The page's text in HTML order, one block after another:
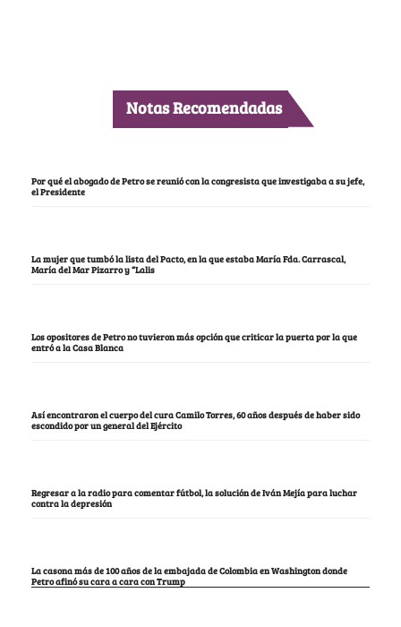
Notas Recomendadas
Por qué el abogado de Petro se reunió con la congresista que investigaba a su jefe,
el Presidente
La mujer que tumbó la lista del Pacto, en la que estaba María Fda. Carrascal,
María del Mar Pizarro y “Lalis
Los opositores de Petro no tuvieron más opción que criticar la puerta por la que
entró a la Casa Blanca
Así encontraron el cuerpo del cura Camilo Torres, 60 años después de haber sido
escondido por un general del Ejército
Regresar a la radio para comentar fútbol, la solución de Iván Mejía para luchar
contra la depresión
La casona más de 100 años de la embajada de Colombia en Washington donde
Petro afinó su cara a cara con Trump